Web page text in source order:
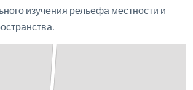
изучения рельефа местности и